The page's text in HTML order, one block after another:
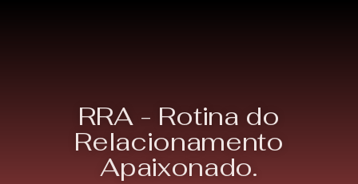
RRA - Rotina do
Relacionamento
Apaixonado.